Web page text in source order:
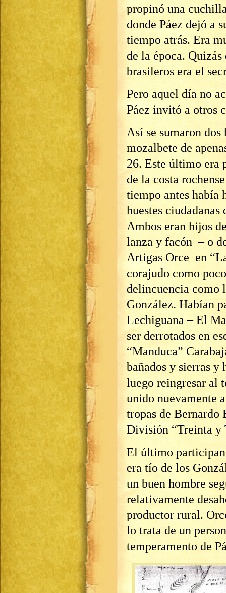
propinó una
donde Páez dejó a
tiempo atrás. Era
de la época.
brasileros era el
Pero aquel día no
Páez invitó a otros
Así se sumaron
mozalbete de
26. Este último era
de la costa
tiempo antes había
huestes
Ambos eran hijos
lanza y facón – o
Artigas Orce en
corajudo como
delincuencia como
González. Habían
Lechiguana – El
ser derrotados en
“Manduca”
bañados y sierras
luego reingresar al
unido nuevamente
tropas de Bernardo
División “Treinta y
El último
era tío de los
un buen hombre
relativamente
productor rural.
lo trata de un
temperamento de